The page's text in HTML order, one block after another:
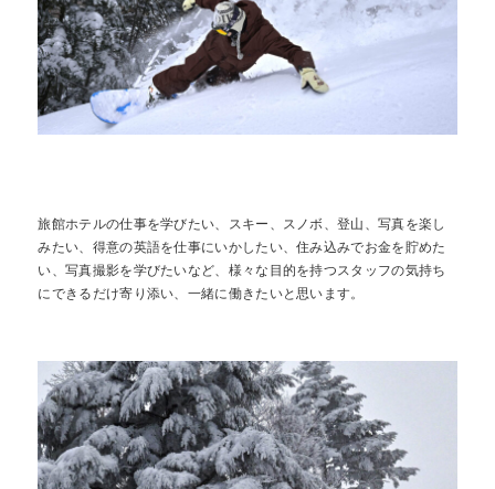
旅館ホテルの仕事を学びたい、スキー、スノボ、登山、写真を楽し
みたい、得意の英語を仕事にいかしたい、住み込みでお金を貯めた
い、写真撮影を学びたいなど、様々な目的を持つスタッフの気持ち
にできるだけ寄り添い、一緒に働きたいと思います。